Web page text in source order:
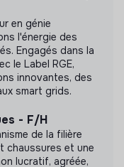
en génie
l'énergie des
Engagés dans la
le Label RGE,
innovantes, des
smart grids.
- F/H
de la filière
chaussures et une
lucratif, agréée,